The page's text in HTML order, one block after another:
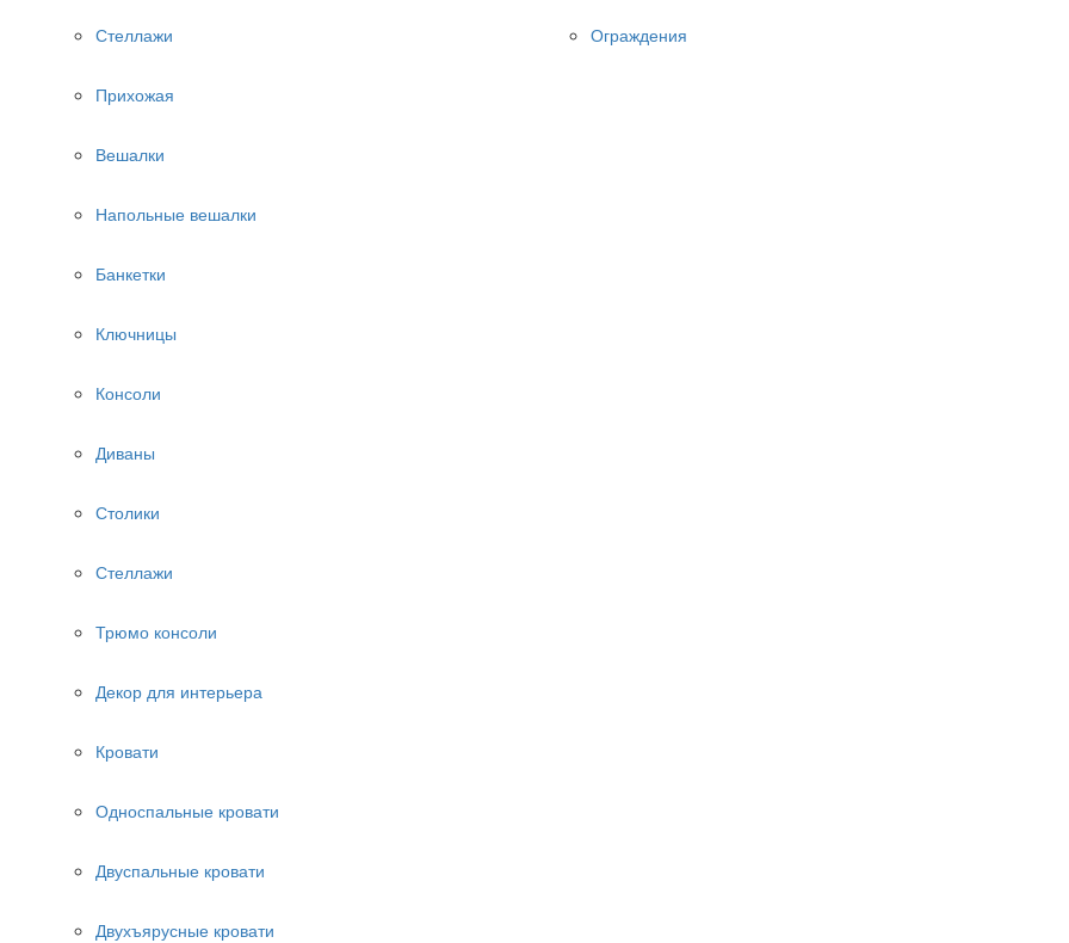
Стеллажи Ограждения
Прихожая
Вешалки
Напольные вешалки
Банкетки
Ключницы
Консоли
Диваны
Столики
Стеллажи
Трюмо консоли
Декор для интерьера
Кровати
Односпальные кровати
Двуспальные кровати
Двухъярусные кровати